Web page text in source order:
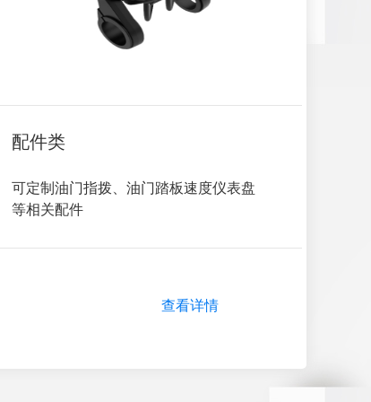
配件类
可定制油门指拨、油门踏板速度仪表盘
等相关配件
查看详情